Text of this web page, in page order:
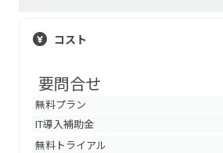
コスト
要問合せ
無料プラン
IT導入補助金
無料トライアル